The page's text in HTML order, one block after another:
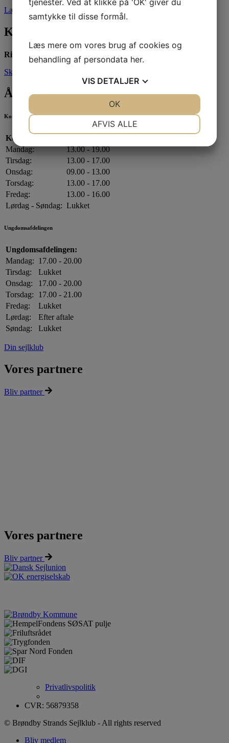
Læs mere
Kontakt os
Ring til os:
66666100
Skriv til os
Åbningstider
Kontorets åbningstider
Kontorets åbningstider:
Mandag:
13.00 - 19.00
Tirsdag:
13.00 - 17.00
Onsdag:
09.00 - 13.00
Torsdag:
13.00 - 17.00
Fredag:
13.00 - 16.00
Lørdag - Søndag: Lukket
Ungdomsafdelingen
Ungdomsafdelingen:
Mandag: 17.00 - 20.00
Tirsdag:
Lukket
Onsdag:
17.00 - 20.00
Torsdag:
17.00 - 21.00
Fredag:
Lukket
Lørdag:
Efter aftale
Søndag:
Lukket
Din sejlklub
Vores partnere
Bliv partner
Vores partnere
Bliv partner
Privatlivspolitik
CVR: 56879358
© Brøndby Strands Sejlklub - All rights reserved
Bliv medlem
tjenester. Ved at klikke på 'OK' giver du
samtykke til disse formål.
Læs mere om vores brug af cookies og
behandling af persondata her.
VIS DETALJER
AFVIS ALLE
OK